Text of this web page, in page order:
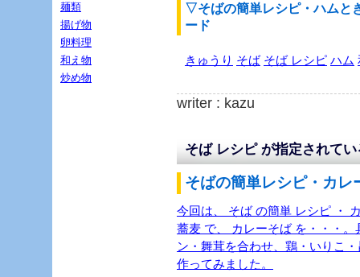
▽そばの簡単レシピ・ハムと
ード
きゅうり そば そば レシピ ハム
writer : kazu
そば レシピ が指定されて
そばの簡単レシピ・カ
今回は、 そば の簡単 レシピ ・
蕎麦 で、 カレーそば を・・・
ン・舞茸を合わせ、鶏・いりこ
作ってみました。
麺類
揚げ物
卵料理
和え物
炒め物